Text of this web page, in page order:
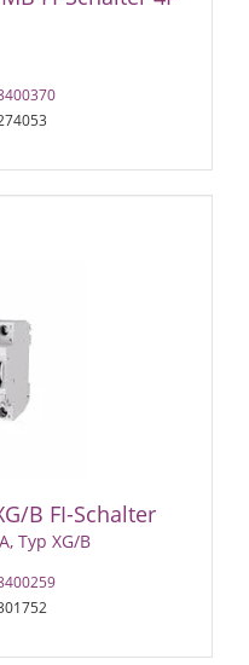
B FI-Schalter
Typ XG/B